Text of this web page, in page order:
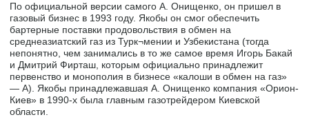
По официальной версии самого А. Онищенко, он пришел в
газовый бизнес в 1993 году. Якобы он смог обеспечить
бартерные поставки продовольствия в обмен на
среднеазиатский газ из Турк¬мении и Узбекистана (тогда
непонятно, чем занимались в то же самое время Игорь Бакай
и Дмитрий Фирташ, которым официально принадлежит
первенство и монополия в бизнесе «калоши в обмен на газ»
— А). Якобы принадлежавшая А. Онищенко компания «Орион-
Киев» в 1990-х была главным газотрейдером Киевской
области.